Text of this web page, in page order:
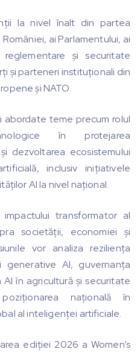
la nivel înalt din partea
ai Parlamentului, ai
și securitate
și parteneri instituționali din
și NATO.
abordate teme precum rolul
în protejarea
dezvoltarea ecosistemului
inclusiv inițiativele
AI la nivel național.
transformator al
societății, economiei și
vor analiza reziliența
AI, guvernanța
în agricultură și securitate
națională în
al inteligenței artificiale.
ediției 2026 a Women’s